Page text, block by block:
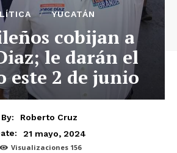
YUCATÁN
cobijan a
le darán el
2 de junio
By:
Roberto Cruz
21 mayo, 2024
Visualizaciones 156